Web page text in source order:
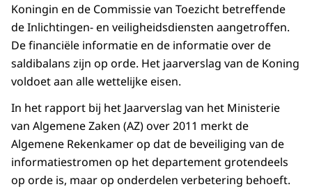
Koningin en de Commissie van Toezicht betreffende
de Inlichtingen- en veiligheidsdiensten aangetroffen.
De financiële informatie en de informatie over de
saldibalans zijn op orde. Het jaarverslag van de Koning
voldoet aan alle wettelijke eisen.
In het rapport bij het Jaarverslag van het Ministerie
van Algemene Zaken (AZ) over 2011 merkt de
Algemene Rekenkamer op dat de beveiliging van de
informatiestromen op het departement grotendeels
op orde is, maar op onderdelen verbetering behoeft.